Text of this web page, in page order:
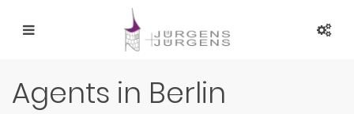
Agents in Berlin